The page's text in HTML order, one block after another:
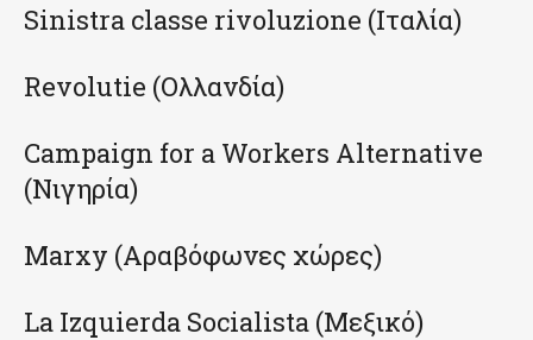
Sinistra classe rivoluzione (Ιταλία)
Revolutie (Ολλανδία)
Campaign for a Workers Alternative
(Νιγηρία)
Marxy (Αραβόφωνες χώρες)
La Izquierda Socialista (Μεξικό)